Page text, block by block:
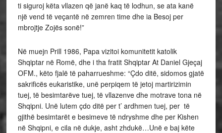
ti siguroj këta vllazen që janë kaq të lodhun, se ata kanë
një vend të veçantë në zemren time dhe ia Besoj per
mbrojtje Zojës sonë!”
Në muejn Prill 1986, Papa vizitoi komunitetit katolik
Shqiptar në Romë, dhe i tha fratit Shqiptar At Daniel Gjeçaj
OFM., këto fjalë të paharrueshme: “Çdo ditë, sidomos gjatë
sakrificës eukaristike, unë perpiqem të jetoj martirizimin
tuej, të besimtarëve tuej, të vllazenve dhe motrave tona në
Shqipni. Unë lutem çdo ditë per t’ ardhmen tuej, per të
gjithë besimtarët e besimeve të ndryshme dhe per Kishen
në Shqipni, e cila në dukje, asht zhdukë…Unë e baj këte